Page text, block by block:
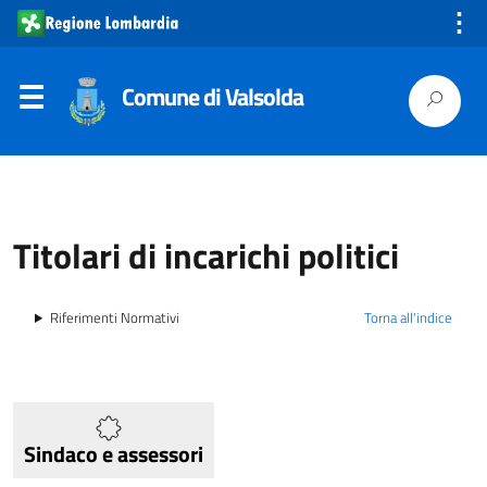
⋮
Comune di Valsolda
Titolari di incarichi politici
Torna all'indice
Riferimenti Normativi
Sindaco e assessori